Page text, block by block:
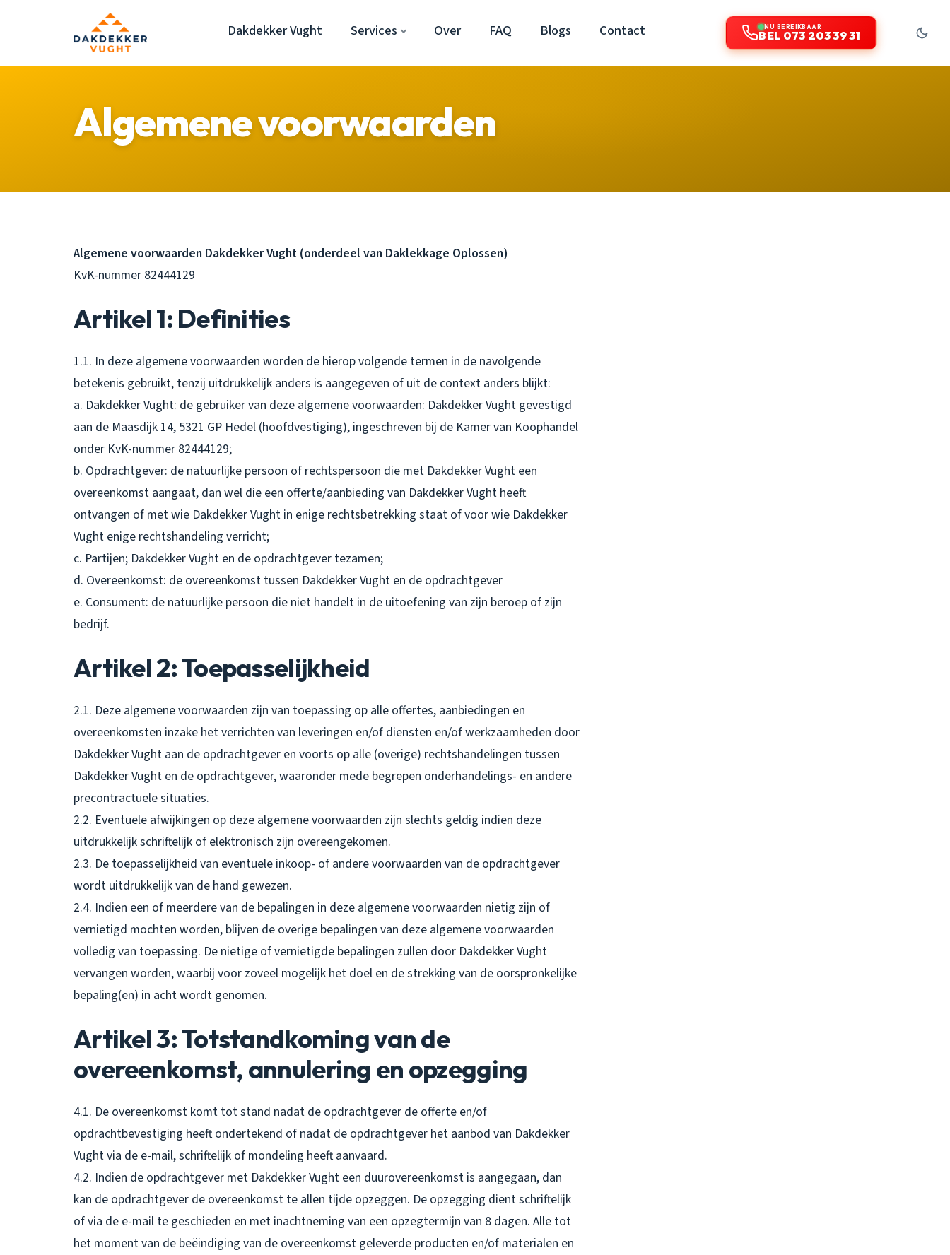
Dakdekker Vught Services Over FAQ Blogs Contact NU BEREIKBAAR
BEL 073 203 39 31
Algemene voorwaarden
Algemene voorwaarden Dakdekker Vught (onderdeel van Daklekkage Oplossen)
KvK-nummer 82444129
Artikel 1: Definities
1.1. In deze algemene voorwaarden worden de hierop volgende termen in de navolgende
betekenis gebruikt, tenzij uitdrukkelijk anders is aangegeven of uit de context anders blijkt:
a. Dakdekker Vught: de gebruiker van deze algemene voorwaarden: Dakdekker Vught gevestigd
aan de Maasdijk 14, 5321 GP Hedel (hoofdvestiging), ingeschreven bij de Kamer van Koophandel
onder KvK-nummer 82444129;
b. Opdrachtgever: de natuurlijke persoon of rechtspersoon die met Dakdekker Vught een
overeenkomst aangaat, dan wel die een offerte/aanbieding van Dakdekker Vught heeft
ontvangen of met wie Dakdekker Vught in enige rechtsbetrekking staat of voor wie Dakdekker
Vught enige rechtshandeling verricht;
c. Partijen; Dakdekker Vught en de opdrachtgever tezamen;
d. Overeenkomst: de overeenkomst tussen Dakdekker Vught en de opdrachtgever
e. Consument: de natuurlijke persoon die niet handelt in de uitoefening van zijn beroep of zijn
bedrijf.
Artikel 2: Toepasselijkheid
2.1. Deze algemene voorwaarden zijn van toepassing op alle offertes, aanbiedingen en
overeenkomsten inzake het verrichten van leveringen en/of diensten en/of werkzaamheden door
Dakdekker Vught aan de opdrachtgever en voorts op alle (overige) rechtshandelingen tussen
Dakdekker Vught en de opdrachtgever, waaronder mede begrepen onderhandelings- en andere
precontractuele situaties.
2.2. Eventuele afwijkingen op deze algemene voorwaarden zijn slechts geldig indien deze
uitdrukkelijk schriftelijk of elektronisch zijn overeengekomen.
2.3. De toepasselijkheid van eventuele inkoop- of andere voorwaarden van de opdrachtgever
wordt uitdrukkelijk van de hand gewezen.
2.4. Indien een of meerdere van de bepalingen in deze algemene voorwaarden nietig zijn of
vernietigd mochten worden, blijven de overige bepalingen van deze algemene voorwaarden
volledig van toepassing. De nietige of vernietigde bepalingen zullen door Dakdekker Vught
vervangen worden, waarbij voor zoveel mogelijk het doel en de strekking van de oorspronkelijke
bepaling(en) in acht wordt genomen.
Artikel 3: Totstandkoming van de
overeenkomst, annulering en opzegging
4.1. De overeenkomst komt tot stand nadat de opdrachtgever de offerte en/of
opdrachtbevestiging heeft ondertekend of nadat de opdrachtgever het aanbod van Dakdekker
Vught via de e-mail, schriftelijk of mondeling heeft aanvaard.
4.2. Indien de opdrachtgever met Dakdekker Vught een duurovereenkomst is aangegaan, dan
kan de opdrachtgever de overeenkomst te allen tijde opzeggen. De opzegging dient schriftelijk
of via de e-mail te geschieden en met inachtneming van een opzegtermijn van 8 dagen. Alle tot
het moment van de beëindiging van de overeenkomst geleverde producten en/of materialen en